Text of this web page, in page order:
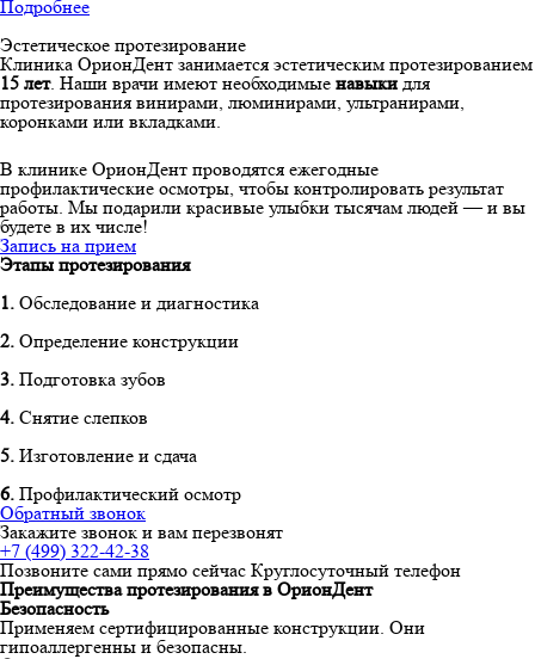
Подробнее
Эстетическое протезирование
Клиника ОрионДент занимается эстетическим протезированием
15 лет. Наши врачи имеют необходимые навыки для
протезирования винирами, люминирами, ультранирами,
коронками или вкладками.
В клинике ОрионДент проводятся ежегодные
профилактические осмотры, чтобы контролировать результат
работы. Мы подарили красивые улыбки тысячам людей — и вы
будете в их числе!
Запись на прием
Этапы протезирования
1. Обследование и диагностика
2. Определение конструкции
3. Подготовка зубов
4. Снятие слепков
5. Изготовление и сдача
6. Профилактический осмотр
Обратный звонок
Закажите звонок и вам перезвонят
+7 (499) 322-42-38
Позвоните сами прямо сейчас Круглосуточный телефон
Преимущества протезирования в ОрионДент
Безопасность
Применяем сертифицированные конструкции. Они
гипоаллергенны и безопасны.